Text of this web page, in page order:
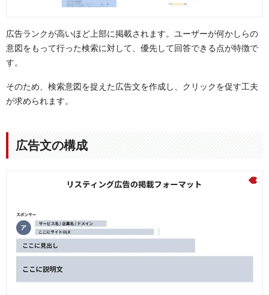
広告ランクが高いほど上部に掲載されます。ユーザーが何かしらの
意図をもって行った検索に対して、優先して回答できる点が特徴で
す。
そのため、検索意図を捉えた広告文を作成し、クリックを促す工夫
が求められます。
広告文の構成